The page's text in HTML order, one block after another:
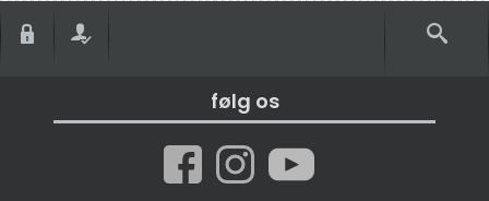
følg os